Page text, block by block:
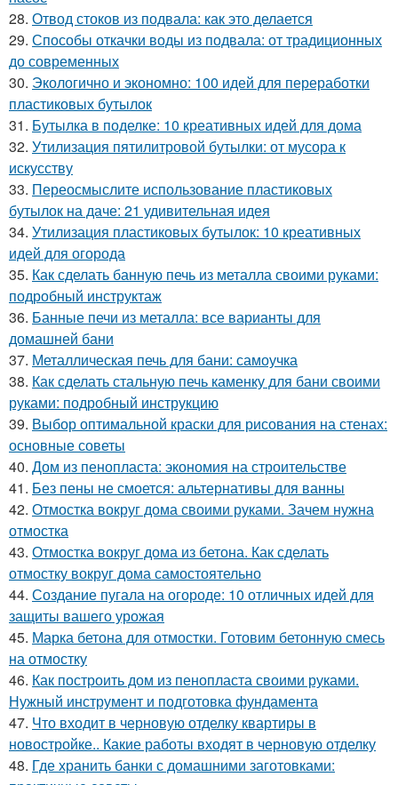
28. Отвод стоков из подвала: как это делается
29. Способы откачки воды из подвала: от традиционных
до современных
30. Экологично и экономно: 100 идей для переработки
пластиковых бутылок
31. Бутылка в поделке: 10 креативных идей для дома
32. Утилизация пятилитровой бутылки: от мусора к
искусству
33. Переосмыслите использование пластиковых
бутылок на даче: 21 удивительная идея
34. Утилизация пластиковых бутылок: 10 креативных
идей для огорода
35. Как сделать банную печь из металла своими руками:
подробный инструктаж
36. Банные печи из металла: все варианты для
домашней бани
37. Металлическая печь для бани: самоучка
38. Как сделать стальную печь каменку для бани своими
руками: подробный инструкцию
39. Выбор оптимальной краски для рисования на стенах:
основные советы
40. Дом из пенопласта: экономия на строительстве
41. Без пены не смоется: альтернативы для ванны
42. Отмостка вокруг дома своими руками. Зачем нужна
отмостка
43. Отмостка вокруг дома из бетона. Как сделать
отмостку вокруг дома самостоятельно
44. Создание пугала на огороде: 10 отличных идей для
защиты вашего урожая
45. Марка бетона для отмостки. Готовим бетонную смесь
на отмостку
46. Как построить дом из пенопласта своими руками.
Нужный инструмент и подготовка фундамента
47. Что входит в черновую отделку квартиры в
новостройке.. Какие работы входят в черновую отделку
48. Где хранить банки с домашними заготовками: